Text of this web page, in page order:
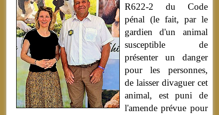
R622-2 du Code
pénal (le fait, par le
gardien d'un animal
susceptible de
présenter un danger
pour les personnes,
de laisser divaguer cet
animal, est puni de
l'amende prévue pour